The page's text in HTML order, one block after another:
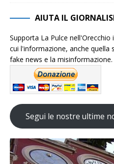
AIUTA IL
Supporta La Pulce
cui l'informazione, anche quella
fake news e la misinformazione.
Segui le nostre ultime